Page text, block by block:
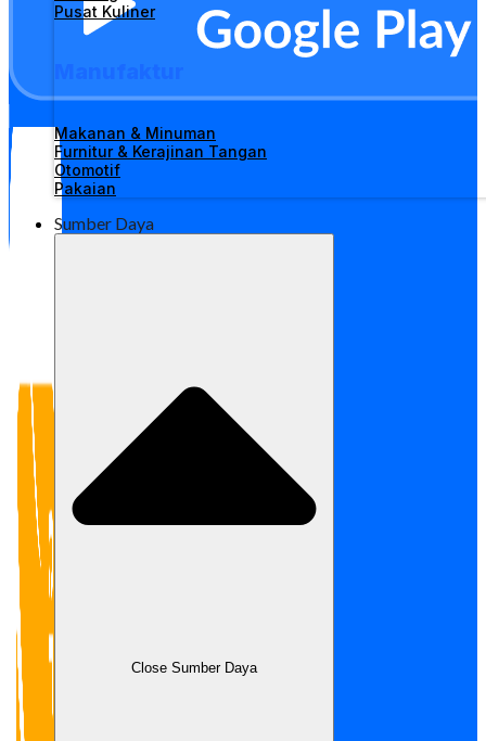
Pusat Kuliner
Makanan & Minuman
Furnitur & Kerajinan Tangan
Otomotif
Pakaian
Sumber Daya
Close Sumber Daya